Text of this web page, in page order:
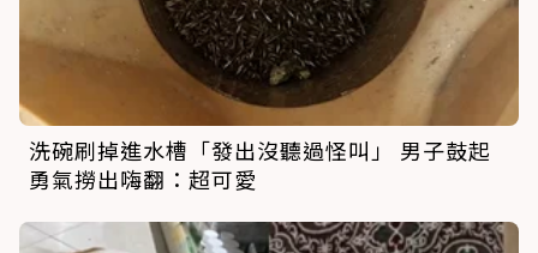
洗碗刷掉進水槽「發出沒聽過怪叫」 男子鼓起
勇氣撈出嗨翻：超可愛